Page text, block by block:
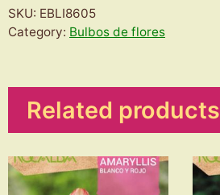
SKU: EBLI8605
Category: Bulbos de flores
Related products